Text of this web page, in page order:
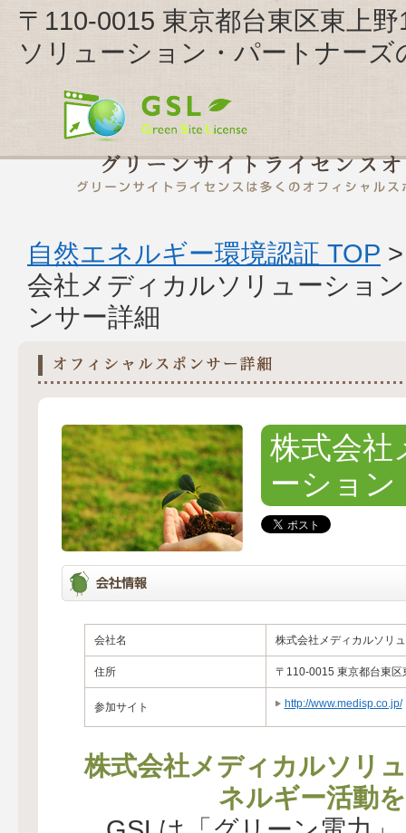
〒110-0015 東京都台東区東上
ソリューション・パートナーズ
自然エネルギー環境認証 TOP
会社メディカルソリューショ
ンサー詳細
株式会社
ーショ
会社名 株式会社メディカルソリ
住所 〒110-0015 東京都台東
参加サイト http://www.medisp.co.jp/
株式会社メディカルソリ
ネルギー活動